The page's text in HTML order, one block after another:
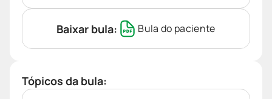
Baixar bula: Bula do paciente
Tópicos da bula: